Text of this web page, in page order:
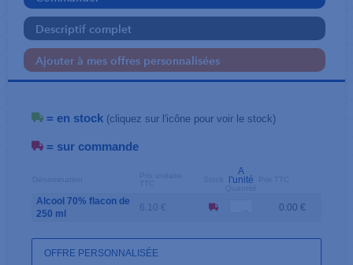
Descriptif complet
Ajouter à mes offres personnalisées
= en stock (cliquez sur l'icône pour voir le stock)
= sur commande
A
l'unité
Alcool 70% flacon de
250 ml
6.10 € 0.00 €
OFFRE PERSONNALISÉE